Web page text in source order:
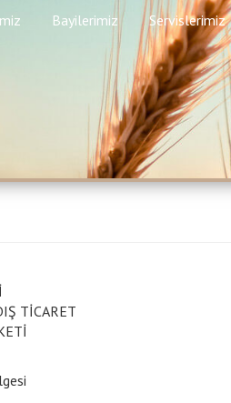
Bayilerimiz Servislerimiz
TİCARET